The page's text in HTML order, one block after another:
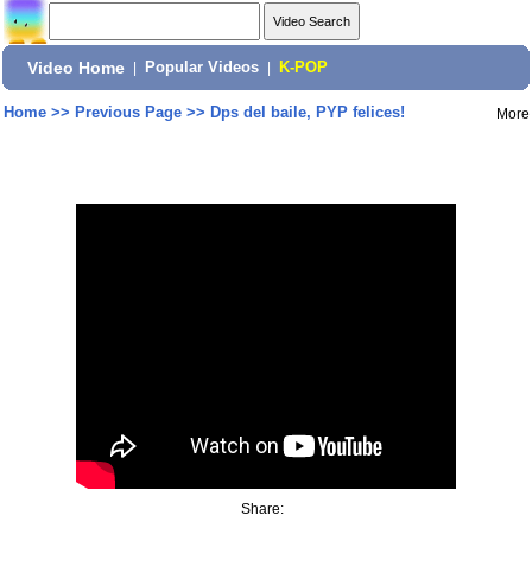
Video Home Popular Videos K-POP
Home>> Previous Page>> Dps del baile, PYP felices! More
Share: